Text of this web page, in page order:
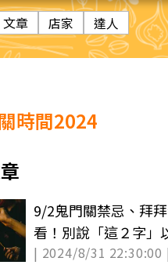
文章 店家 達人
時間2024
9/2鬼門關禁忌、拜
看！別說「這２字」
門
| 2024/8/31 22:30:00 |